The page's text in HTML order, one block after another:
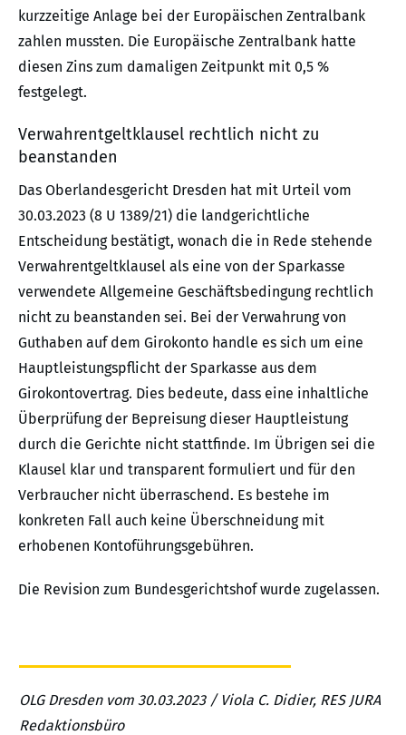
kurzzeitige Anlage bei der Europäischen Zentralbank
zahlen mussten. Die Europäische Zentralbank hatte
diesen Zins zum damaligen Zeitpunkt mit 0,5 %
festgelegt.
Verwahrentgeltklausel rechtlich nicht zu
beanstanden
Das Oberlandesgericht Dresden hat mit Urteil vom
30.03.2023 (8 U 1389/21) die landgerichtliche
Entscheidung bestätigt, wonach die in Rede stehende
Verwahrentgeltklausel als eine von der Sparkasse
verwendete Allgemeine Geschäftsbedingung rechtlich
nicht zu beanstanden sei. Bei der Verwahrung von
Guthaben auf dem Girokonto handle es sich um eine
Hauptleistungspflicht der Sparkasse aus dem
Girokontovertrag. Dies bedeute, dass eine inhaltliche
Überprüfung der Bepreisung dieser Hauptleistung
durch die Gerichte nicht stattfinde. Im Übrigen sei die
Klausel klar und transparent formuliert und für den
Verbraucher nicht überraschend. Es bestehe im
konkreten Fall auch keine Überschneidung mit
erhobenen Kontoführungsgebühren.
Die Revision zum Bundesgerichtshof wurde zugelassen.
OLG Dresden vom 30.03.2023 / Viola C. Didier, RES JURA
Redaktionsbüro